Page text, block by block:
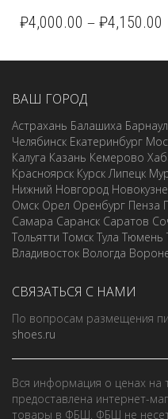
₽4,000.00 – ₽4,150.00
ВАШ ГОРОД
Астрахань Балашиха Барнаул
Челябинск Екатеринбург
Калуга Казань Кемерово
Красноярск Курск Липецк
Нижний Новгород
Омск Орел Оренбург Пенза
Самара Саранск Саратов
Тольятти Томск Тула Тюмень
Владивосток Вологда
СВЯЗАТЬСЯ С НАМИ
По вопросам размещения
shoes.ru
Вся информация о ценах на
предоставлена интернет-
товары в ФБШ. ФБШ не несет